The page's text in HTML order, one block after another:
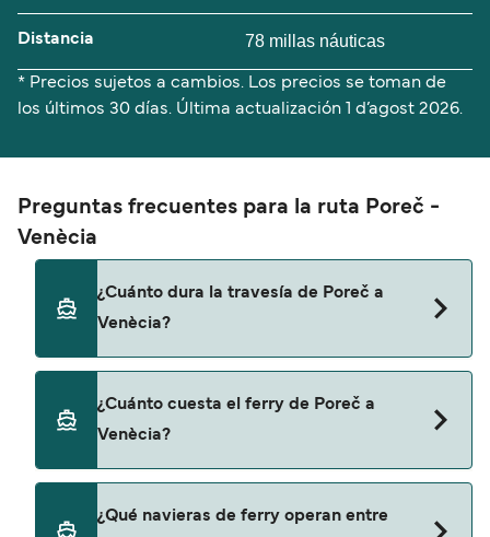
Distancia 78 millas náuticas
* Precios sujetos a cambios. Los precios se toman de
los últimos 30 días. Última actualización 1 d’agost 2026.
Preguntas frecuentes para la ruta Poreč -
Venècia
¿Cuánto dura la travesía de Poreč a
Venècia?
Venècia es de aproximadamente 3 horas 15
minutos. La duración de la travesía puede variar
de una temporada a otra, por lo que te
información más actualizada.
¿Cuánto cuesta el ferry de Poreč a
Venècia?
variar según la temporada. El precio promedio de
¿Qué navieras de ferry operan entre